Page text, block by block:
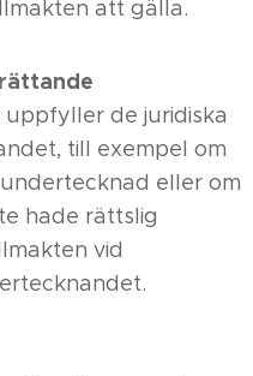
att gälla.
de juridiska
till exempel om
eller om
hade rättslig
vid